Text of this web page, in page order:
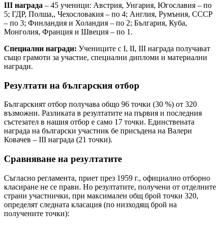
III награда – 45 ученици: Австрия, Унгария, Югославия – по
5; ГДР, Полша,, Чехословакия – по 4; Англия, Румъния, СССР
– по 3; Финландия и Холандия – по 2; България, Куба,
Монголия, Франция и Швеция – по 1.
Специални награди: Учениците с I, II, III награда получават
също грамоти за участие, специални дипломи и материални
награди.
Резултати на българския отбор
Българският отбор получава общо 96 точки (30 %) от 320
възможни. Разликата в резултатите на първия и последния
състезател в нашия отбор е само 17 точки. Единствената
награда на български участник бе присъдена на Валери
Ковачев – III награда (21 точки).
Сравняване на резултатите
Съгласно регламента, приет през 1959 г., официално отборно
класиране не се прави. Но резултатите, получени от отделните
страни участнички, при максимален общ брой точки 320,
определят следната класация (по низходящ брой на
получените точки):